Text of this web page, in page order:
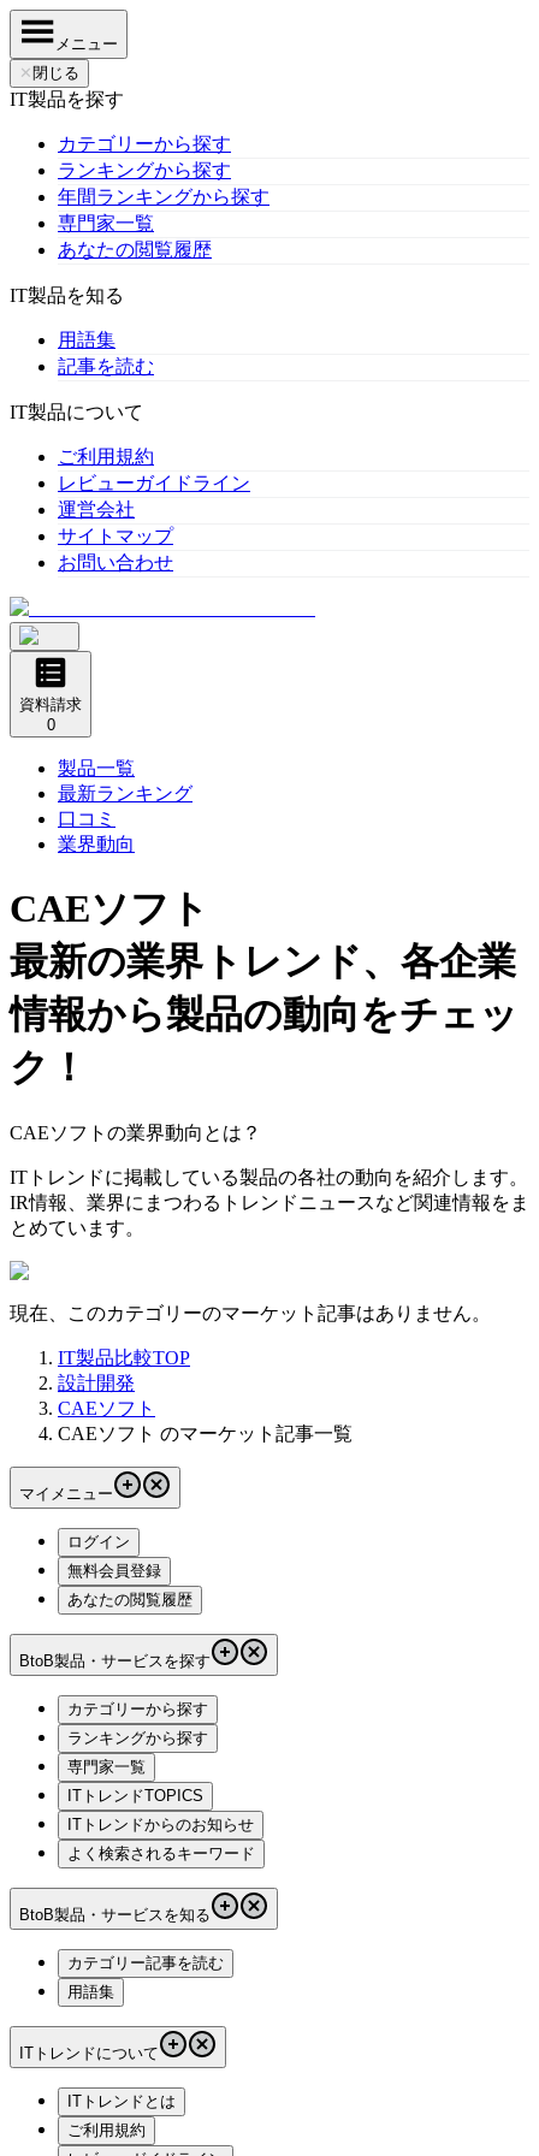
メニュー
✕ 閉じる
IT製品を探す
カテゴリーから探す
ランキングから探す
年間ランキングから探す
専門家一覧
あなたの閲覧履歴
IT製品を知る
用語集
記事を読む
IT製品について
ご利用規約
レビューガイドライン
運営会社
サイトマップ
お問い合わせ
資料請求
0
製品一覧
最新ランキング
口コミ
業界動向
CAEソフト
最新の業界トレンド、各企業
情報から製品の動向をチェッ
ク！
CAEソフトの業界動向とは？
ITトレンドに掲載している製品の各社の動向を紹介します。
IR情報、業界にまつわるトレンドニュースなど関連情報をま
とめています。
現在、このカテゴリーのマーケット記事はありません。
IT製品比較TOP
設計開発
CAEソフト
CAEソフト のマーケット記事一覧
マイメニュー
ログイン
無料会員登録
あなたの閲覧履歴
BtoB製品・サービスを探す
カテゴリーから探す
ランキングから探す
専門家一覧
ITトレンドTOPICS
ITトレンドからのお知らせ
よく検索されるキーワード
BtoB製品・サービスを知る
カテゴリー記事を読む
用語集
ITトレンドについて
ITトレンドとは
ご利用規約